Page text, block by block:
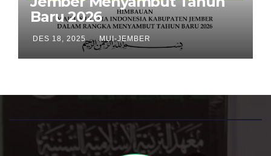
Baru 2026
DES 18, 2025 MUI-JEMBER